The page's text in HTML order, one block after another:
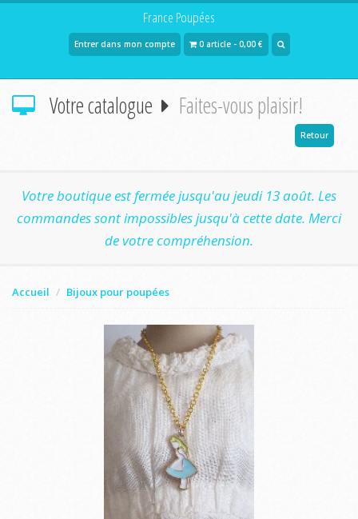
France Poupées
Entrer dans mon compte 0 article - 0,00 €
Votre catalogue Faites-vous plaisir!
Retour
Votre boutique est fermée jusqu'au jeudi 13 août. Les
commandes sont impossibles jusqu'à cette date. Merci
de votre compréhension.
Accueil Bijoux pour poupées